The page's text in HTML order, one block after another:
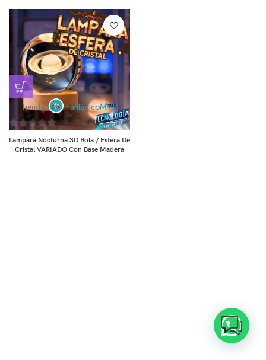
Tienda: FantásticoMMD
de
Lampara Nocturna 3D Bola / Esfera De
Cristal VARIADO Con Base Madera